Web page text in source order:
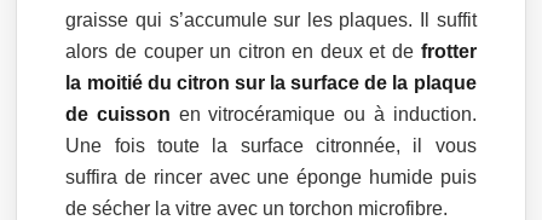
graisse qui s’accumule sur les plaques. Il suffit
alors de couper un citron en deux et de frotter
la moitié du citron sur la surface de la plaque
de cuisson en vitrocéramique ou à induction.
Une fois toute la surface citronnée, il vous
suffira de rincer avec une éponge humide puis
de sécher la vitre avec un torchon microfibre.